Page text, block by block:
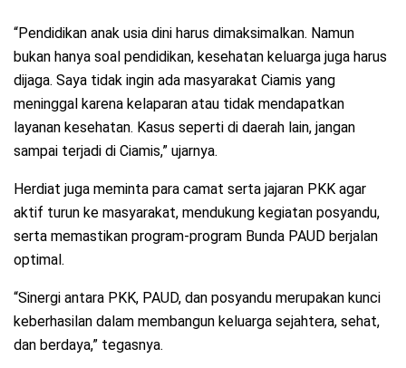
“Pendidikan anak usia dini harus dimaksimalkan. Namun
bukan hanya soal pendidikan, kesehatan keluarga juga harus
dijaga. Saya tidak ingin ada masyarakat Ciamis yang
meninggal karena kelaparan atau tidak mendapatkan
layanan kesehatan. Kasus seperti di daerah lain, jangan
sampai terjadi di Ciamis,” ujarnya.
Herdiat juga meminta para camat serta jajaran PKK agar
aktif turun ke masyarakat, mendukung kegiatan posyandu,
serta memastikan program-program Bunda PAUD berjalan
optimal.
“Sinergi antara PKK, PAUD, dan posyandu merupakan kunci
keberhasilan dalam membangun keluarga sejahtera, sehat,
dan berdaya,” tegasnya.